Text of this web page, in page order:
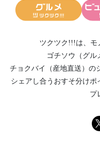
ツクツク!!!は、 モ
ゴチソウ（グル
チョクバイ（産地直送） の
シェアし合う おすそ分けポ
プ